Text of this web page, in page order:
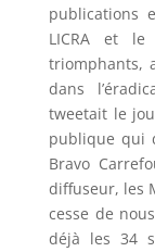
publications
LICRA et le
triomphants,
dans
tweetait le
publique qui
Bravo
diffuseur, les
cesse de
déjà les 34